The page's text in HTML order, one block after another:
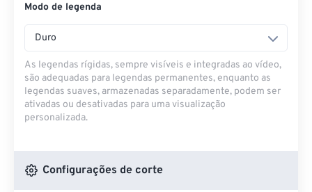
Modo de legenda
Duro
As legendas rígidas, sempre visíveis e integradas ao vídeo,
são adequadas para legendas permanentes, enquanto as
legendas suaves, armazenadas separadamente, podem ser
ativadas ou desativadas para uma visualização
personalizada.
Configurações de corte